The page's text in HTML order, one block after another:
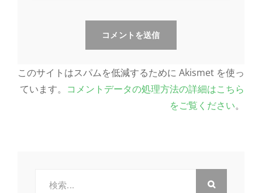
このサイトはスパムを低減するために Akismet を使っ
ています。 コメントデータの処理方法の詳細はこちら
をご覧ください。